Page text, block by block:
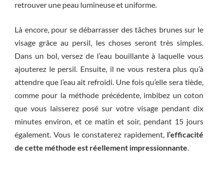
retrouver une peau lumineuse et uniforme.
Là encore, pour se débarrasser des tâches brunes sur le
visage grâce au persil, les choses seront très simples.
Dans un bol, versez de l’eau bouillante à laquelle vous
ajouterez le persil. Ensuite, il ne vous restera plus qu’à
attendre que l’eau ait refroidi. Une fois qu’elle sera tiède,
comme pour la méthode précédente, imbibez un coton
que vous laisserez posé sur votre visage pendant dix
minutes environ, et ce matin et soir, pendant 15 jours
également. Vous le constaterez rapidement, l’efficacité
de cette méthode est réellement impressionnante.